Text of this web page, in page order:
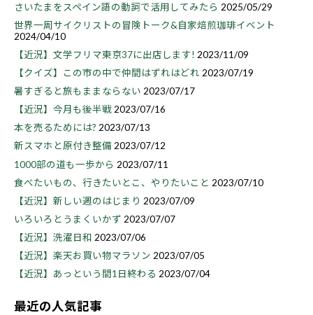
さいたまをスペイン語の動詞で活用してみたら 2025/05/29
世界一周サイクリストの冒険トーク&自家焙煎珈琲イベント
2024/04/10
【近況】文学フリマ東京37に出店します! 2023/11/09
【クイズ】この市の中で仲間はずれはどれ 2023/07/19
暑すぎると旅もままならない 2023/07/17
【近況】今月も後半戦 2023/07/16
本を売るためには? 2023/07/13
新スマホと原付き整備2023/07/12
1000部の道も一歩から 2023/07/11
食べたいもの、行きたいとこ、やりたいこと 2023/07/10
【近況】新しい週のはじまり 2023/07/09
いろいろとうまくいかず 2023/07/07
【近況】洗濯日和 2023/07/06
【近況】楽天お買い物マラソン 2023/07/05
【近況】あっという間1日終わる 2023/07/04
最近の人気記事